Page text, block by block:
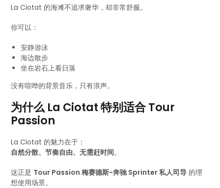
La Ciotat 的海滩不追求奢华，却非常舒服。
你可以：
安静游泳
海边散步
坐在岩石上看日落
没有喧哗的背景音乐，只有浪声。
为什么 La Ciotat 特别适合 Tour
Passion
La Ciotat 的魅力在于：
自然分散、节奏自由、无需赶时间。
这正是 Tour Passion 梅赛德斯-奔驰 Sprinter 私人司导 的理
想使用场景。